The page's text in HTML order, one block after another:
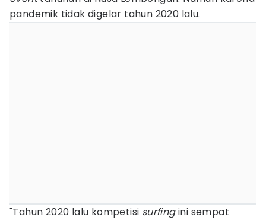
pandemik tidak digelar tahun 2020 lalu.
"Tahun 2020 lalu kompetisi surfingini sempat